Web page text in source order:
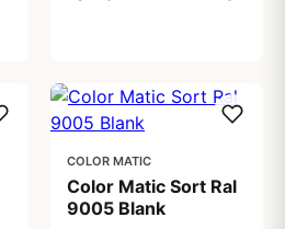
COLOR MATIC
Color Matic Sort Ral
9005 Blank